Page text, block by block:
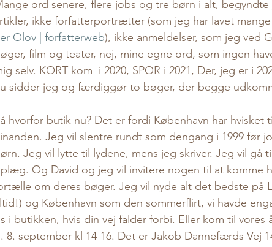
ord senere, flere jobs og tre børn i alt,
ikke forfatterportrætter (som jeg har lavet
Olov | forfatterweb), ikke anmeldelser, som jeg ved
film og teater, nej, mine egne ord, som ingen
selv. KORT kom  i 2020, SPOR i 2021, Der, jeg er i
sidder jeg og færdiggør to bøger, der begge
hvorfor butik nu? Det er fordi København har
Jeg vil slentre rundt som dengang i 1999 før
Jeg vil lytte til lydene, mens jeg skriver. Jeg vil gå
Og David og jeg vil invitere nogen til at komme
om deres bøger. Jeg vil nyde alt det bedste på
og København som den sommerflirt, vi havde
i butikken, hvis din vej falder forbi. Eller kom til
8. september kl 14-16. Det er Jakob Dannefærds Vej